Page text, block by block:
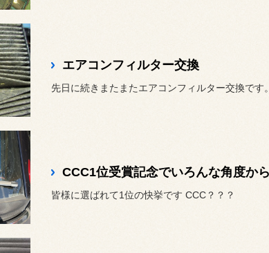
エアコンフィルター交換
先日に続きまたまたエアコンフィルター交換です。
皆様に選ばれて1位の快挙です CCC？？？